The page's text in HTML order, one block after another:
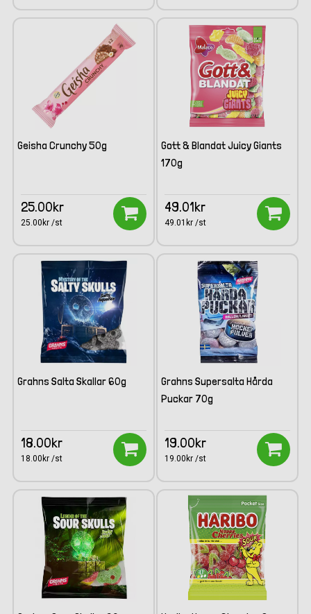
Geisha Crunchy 50g
25.00kr
25.00kr /st
Gott & Blandat Juicy Giants
170g
49.01kr
49.01kr /st
Grahns Salta Skallar 60g
18.00kr
18.00kr /st
Grahns Supersalta Hårda
Puckar 70g
19.00kr
19.00kr /st